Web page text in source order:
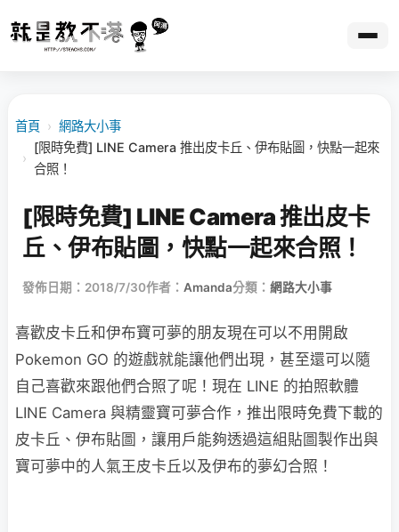
首頁 › 網路大小事
›
[限時免費] LINE Camera 推出皮卡丘、伊布貼圖，快點一起來
合照！
[限時免費] LINE Camera 推出皮卡
丘、伊布貼圖，快點一起來合照！
發佈日期：2018/7/30作者： Amanda分類： 網路大小事
喜歡皮卡丘和伊布寶可夢的朋友現在可以不用開啟
Pokemon GO 的遊戲就能讓他們出現，甚至還可以隨
自己喜歡來跟他們合照了呢！現在 LINE 的拍照軟體
LINE Camera 與精靈寶可夢合作，推出限時免費下載的
皮卡丘、伊布貼圖，讓用戶能夠透過這組貼圖製作出與
寶可夢中的人氣王皮卡丘以及伊布的夢幻合照！